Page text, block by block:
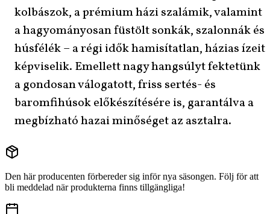
kolbászok, a prémium házi szalámik, valamint
a hagyományosan füstölt sonkák, szalonnák és
húsfélék – a régi idők hamisítatlan, házias ízeit
képviselik. Emellett nagy hangsúlyt fektetünk
a gondosan válogatott, friss sertés- és
baromfihúsok előkészítésére is, garantálva a
megbízható hazai minőséget az asztalra.
Den här producenten förbereder sig inför nya säsongen. Följ för att
bli meddelad när produkterna finns tillgängliga!